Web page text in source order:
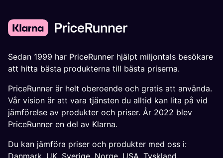
Sedan 1999 har PriceRunner hjälpt miljontals besökare
att hitta bästa produkterna till bästa priserna.
PriceRunner är helt oberoende och gratis att använda.
Vår vision är att vara tjänsten du alltid kan lita på vid
jämförelse av produkter och priser. År 2022 blev
PriceRunner en del av Klarna.
Du kan jämföra priser och produkter med oss i:
Danmark UK Sverige Norge USA Tyskland